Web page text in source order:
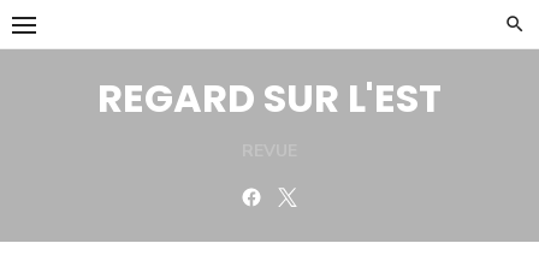
Skip
to
REGARD SUR L'EST
Facebook